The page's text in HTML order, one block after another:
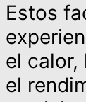
Estos
el calor,
el